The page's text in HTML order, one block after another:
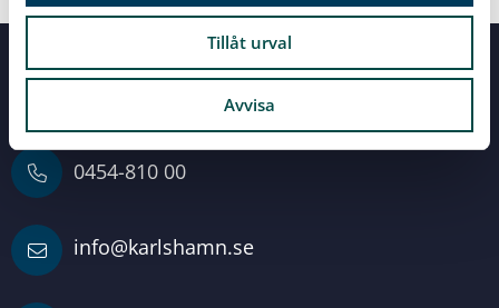
Tillåt urval
Avvisa
Servicecenter Vid alla dina frågor
0454-810 00
info@karlshamn.se